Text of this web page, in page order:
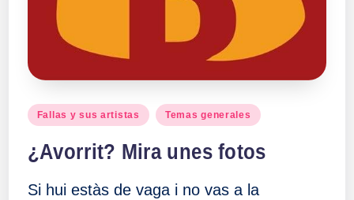
Publicado
Fallas y sus artistas Temas generales
¿Avorrit? Mira unes fotos
Si hui estàs de vaga i no vas a la